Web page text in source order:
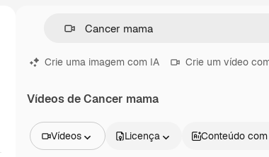
Crie uma imagem com IA Crie um vídeo
Vídeos de Cancer mama
Vídeos Licença Conteúdo